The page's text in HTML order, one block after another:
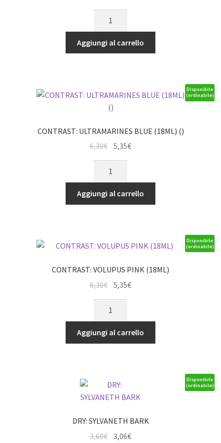
originale
era:
6,30€.
è:
5,35€.
WOLVES
GREY
Aggiungi al carrello
Disponibile
(ordinabile)
CONTRAST: ULTRAMARINES BLUE (18ML) ()
6,30€
prezzo
originale
era:
6,30€.
5,35€Il
è:
5,35€.
BLUE
(18ML)
Aggiungi al carrello
Disponibile
(ordinabile)
CONTRAST: VOLUPUS PINK (18ML)
6,30€
prezzo
originale
era:
6,30€.
5,35€Il
è:
5,35€.
PINK
(18ML)
Aggiungi al carrello
Disponibile
(ordinabile)
DRY: SYLVANETH BARK
3,60€ 3,06€Il